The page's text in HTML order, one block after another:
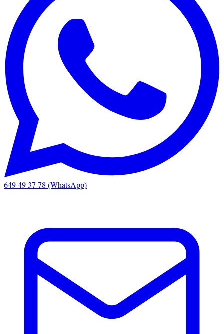
649 49 37 78 (WhatsApp)